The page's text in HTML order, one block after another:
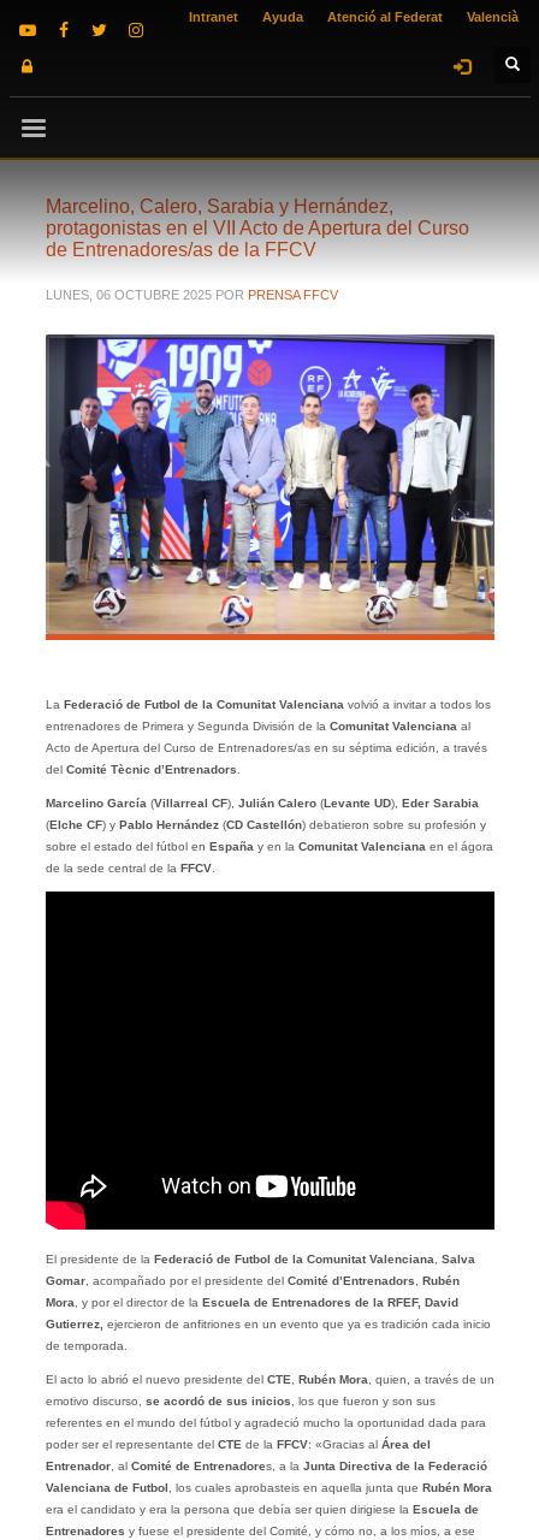
Intranet Ayuda Atenció al Federat Valencià
Marcelino, Calero, Sarabia y Hernández,
protagonistas en el VII Acto de Apertura del Curso
de Entrenadores/as de la FFCV
LUNES, 06 OCTUBRE 2025 POR PRENSA FFCV
La Federació de Futbol de la Comunitat Valenciana volvió a invitar a todos los
entrenadores de Primera y Segunda División de la Comunitat Valenciana al
Acto de Apertura del Curso de Entrenadores/as en su séptima edición, a través
del Comité Tècnic d’Entrenadors
Marcelino García (Villarreal CF), Julián Calero(Levante UD), Eder Sarabia
(Elche CF) y Pablo Hernández (CD Castellón) debatieron sobre su profesión y
sobre el estado del fútbol en España y en la Comunitat Valenciana en el ágora
de la sede central de la FFCV.
El presidente de la Federació de Futbol de la Comunitat Valenciana
Salva
Gomar, acompañado por el presidente del Comité d’Entrenadors
Rubén
Mora , y por el director de la Escuela de Entrenadores de la RFEF, David
Gutierrez, ejercieron de anfitriones en un evento que ya es tradición cada inicio
de temporada.
El acto lo abrió el nuevo presidente del CTE Rubén Mora , quien, a través de un
emotivo discurso, se acordó de sus inicios , los que fueron y son sus
referentes en el mundo del fútbol y agradeció mucho la oportunidad dada para
poder ser el representante del CTE de la FFCV: «Gracias al Área del
Entrenador, al Comité de Entrenadores, a la Junta Directiva de la Federació
Valenciana de Futbol , los cuales aprobasteis en aquella junta que Rubén Mora
era el candidato y era la persona que debía ser quien dirigiese la Escuela de
Entrenadores y fuese el presidente del Comité, y cómo no, a los míos, a ese